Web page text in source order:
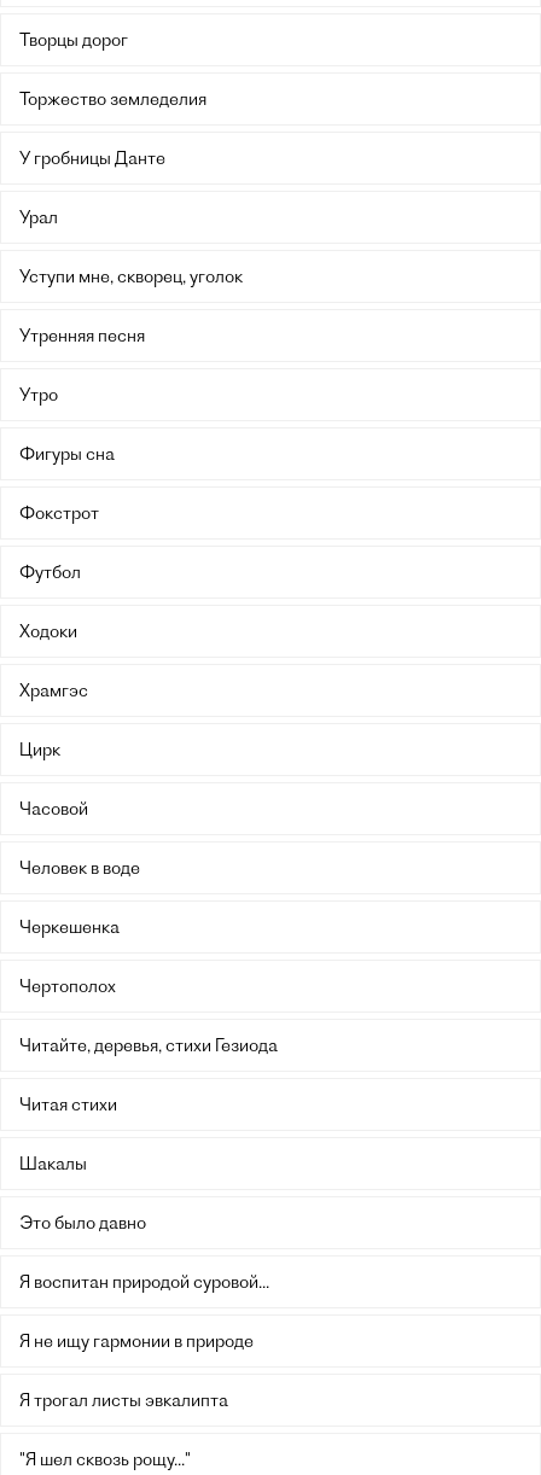
Творцы дорог
Торжество земледелия
У гробницы Данте
Урал
Уступи мне, скворец, уголок
Утренняя песня
Утро
Фигуры сна
Фокстрот
Футбол
Ходоки
Храмгэс
Цирк
Часовой
Человек в воде
Черкешенка
Чертополох
Читайте, деревья, стихи Гезиода
Читая стихи
Шакалы
Это было давно
Я воспитан природой суровой...
Я не ищу гармонии в природе
Я трогал листы эвкалипта
"Я шел сквозь рощу..."